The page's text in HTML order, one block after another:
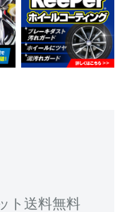
ト送料無料